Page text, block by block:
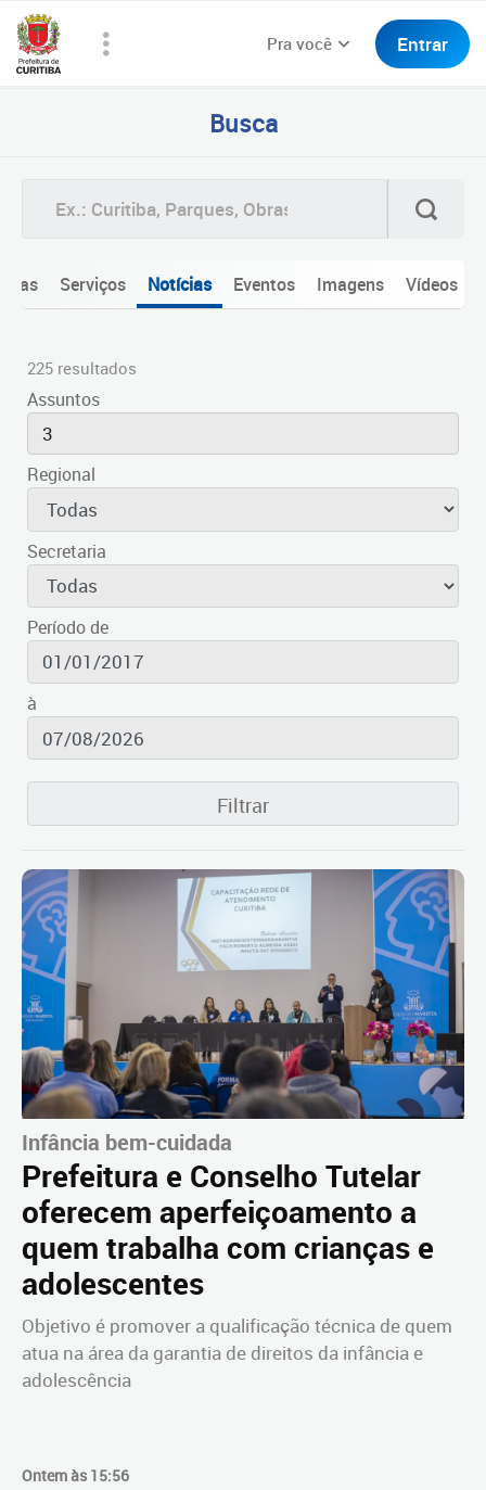
Pra você Entrar
Busca
Serviços Notícias Eventos Imagens Vídeos
225 resultados
Assuntos
3
Regional
Secretaria
Período de
à
Filtrar
Infância bem-cuidada
Prefeitura e Conselho Tutelar
oferecem aperfeiçoamento a
quem trabalha com crianças e
adolescentes
Objetivo é promover a qualificação técnica de quem
atua na área da garantia de direitos da infância e
adolescência
Ontem às 15:56